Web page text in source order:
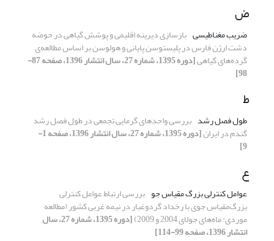
ض
ضریب مغناطیسی باز‌سازی دیرینه اقلیمی و پوشش گیاهی در حوضه
دشت ارژن فارس در پلیستوسن پایانی و هولوسن بر اساس مطالعه‌ی
گرده‌های گیاهی [دوره 1395، شماره 27، سال انتشار 1396، صفحه 87-
98]
ط
طول فصل رشد بررسی واحدهای گرمایی تجمعی در طول فصل رشد
گندم در ایران [دوره 1395، شماره 27، سال انتشار 1396، صفحه 1-
9]
ع
عوامل کنترلی بزرگ‌ مقیاس جو بررسی ارتباط عوامل کنترلی
بزرگ‌مقیاس جوی با رخداد گردوغبار در نیمه غربی کشور (مطالعه
موردی: ماه‌های جولای 2004 و 2009) [دوره 1395، شماره 27، سال
انتشار 1396، صفحه 99-114]